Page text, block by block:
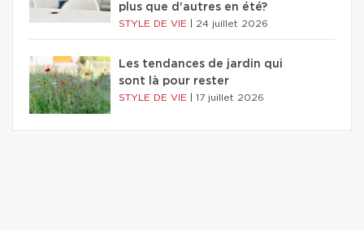
plus que d'autres en été?
STYLE DE VIE 24 juillet 2026
Les tendances de jardin qui
sont là pour rester
STYLE DE VIE 17 juillet 2026